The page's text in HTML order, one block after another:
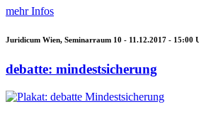
mehr Infos
Juridicum Wien, Seminarraum 10 - 11.12.2017 - 15:00
debatte: mindestsicherung